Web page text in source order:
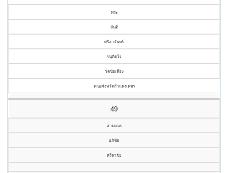
พระ
สันติ
ศรีลาจันทร์
ขนฺติธโร
วัดชัยเคือง
คณะจังหวัดกำแพงเพชร
49
สามเณร
อภิชัย
ศรีลาชัย